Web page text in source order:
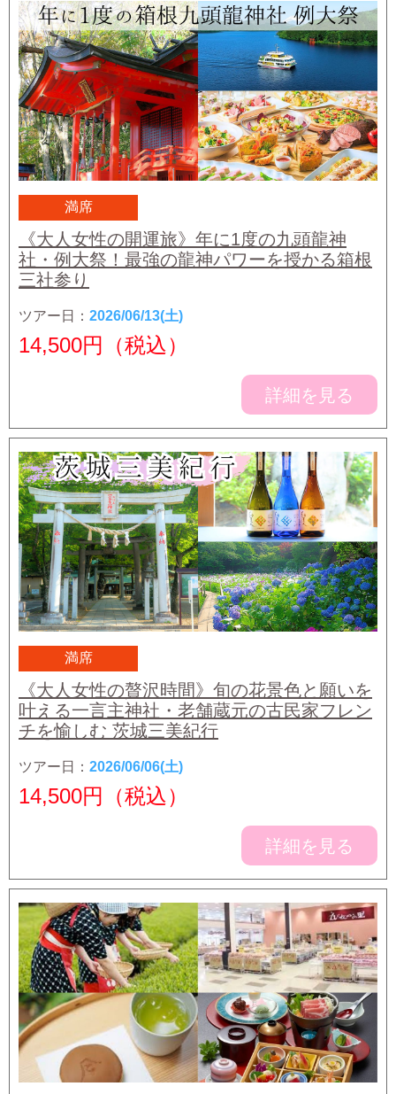
満席
《大人女性の開運旅》年に1度の九頭龍神
社・例大祭！最強の龍神パワーを授かる箱根
三社参り
ツアー日： 2026/06/13(土)
14,500円（税込）
詳細を見る
満席
《大人女性の贅沢時間》旬の花景色と願いを
叶える一言主神社・老舗蔵元の古民家フレン
チを愉しむ 茨城三美紀行
ツアー日： 2026/06/06(土)
14,500円（税込）
詳細を見る